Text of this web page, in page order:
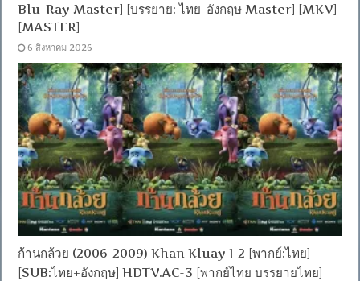
Blu-Ray Master] [บรรยาย: ไทย-อังกฤษ Master] [MKV]
[MASTER]
6 สิงหาคม 2026
ก้านกล้วย (2006-2009) Khan Kluay 1-2 [พากย์:ไทย]
[SUB:ไทย+อังกฤษ] HDTV.AC-3 [พากย์ไทย บรรยายไทย]